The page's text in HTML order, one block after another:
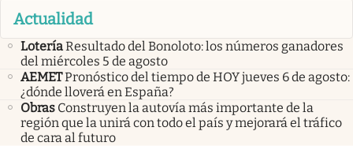
Actualidad
LoteríaResultado del Bonoloto: los números ganadores
del miércoles 5 de agosto
AEMETPronóstico del tiempo de HOY jueves 6 de agosto:
¿dónde lloverá en España?
Obras Construyen la autovía más importante de la
región que la unirá con todo el país y mejorará el tráfico
de cara al futuro